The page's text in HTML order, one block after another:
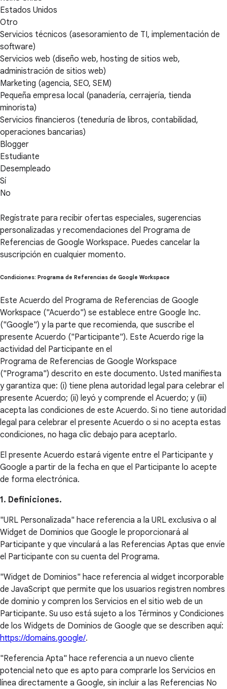
Estados Unidos
Otro
Servicios técnicos (asesoramiento de TI, implementación de
software)
Servicios web (diseño web, hosting de sitios web,
administración de sitios web)
Marketing (agencia, SEO, SEM)
Pequeña empresa local (panadería, cerrajería, tienda
minorista)
Servicios financieros (teneduría de libros, contabilidad,
operaciones bancarias)
Blogger
Estudiante
Desempleado
Sí
No
Regístrate para recibir ofertas especiales, sugerencias
personalizadas y recomendaciones del Programa de
Referencias de Google Workspace. Puedes cancelar la
suscripción en cualquier momento.
Condiciones: Programa de Referencias de Google Workspace
Este Acuerdo del Programa de Referencias de Google
Workspace ("Acuerdo") se establece entre Google Inc.
("Google") y la parte que recomienda, que suscribe el
presente Acuerdo ("Participante"). Este Acuerdo rige la
actividad del Participante en el
Programa de Referencias de Google Workspace
("Programa") descrito en este documento. Usted manifiesta
y garantiza que: (i) tiene plena autoridad legal para celebrar el
presente Acuerdo; (ii) leyó y comprende el Acuerdo; y (iii)
acepta las condiciones de este Acuerdo. Si no tiene autoridad
legal para celebrar el presente Acuerdo o si no acepta estas
condiciones, no haga clic debajo para aceptarlo.
El presente Acuerdo estará vigente entre el Participante y
Google a partir de la fecha en que el Participante lo acepte
de forma electrónica.
1. Definiciones.
"URL Personalizada" hace referencia a la URL exclusiva o al
Widget de Dominios que Google le proporcionará al
Participante y que vinculará a las Referencias Aptas que envíe
el Participante con su cuenta del Programa.
"Widget de Dominios" hace referencia al widget incorporable
de JavaScript que permite que los usuarios registren nombres
de dominio y compren los Servicios en el sitio web de un
Participante. Su uso está sujeto a los Términos y Condiciones
de los Widgets de Dominios de Google que se describen aquí:
https://domains.google/.
"Referencia Apta" hace referencia a un nuevo cliente
potencial neto que es apto para comprarle los Servicios en
línea directamente a Google, sin incluir a las Referencias No